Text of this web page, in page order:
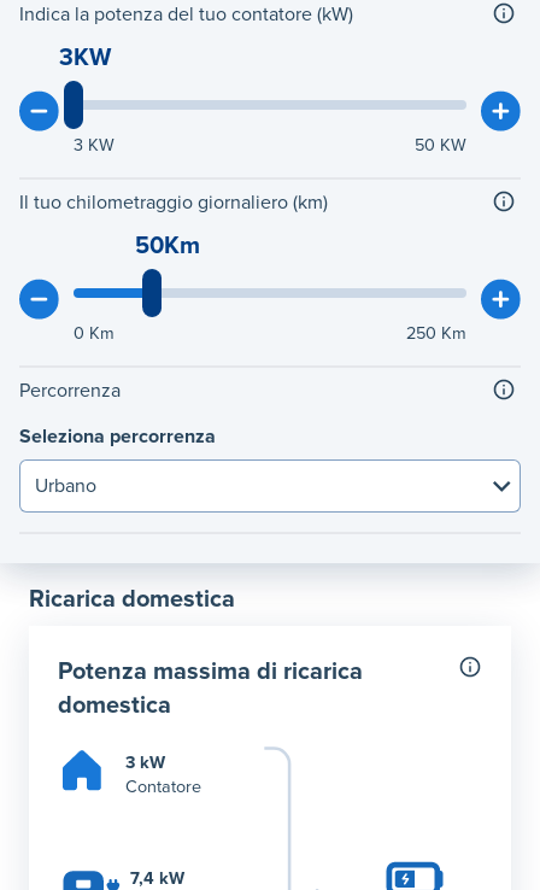
Indica la potenza del tuo contatore (kW)
3KW
3 KW 50 KW
Il tuo chilometraggio giornaliero (km)
50Km
0 Km 250 Km
Percorrenza
Seleziona percorrenza
Ricarica domestica
Potenza massima di ricarica
domestica
3 kW
Contatore
7,4 kW